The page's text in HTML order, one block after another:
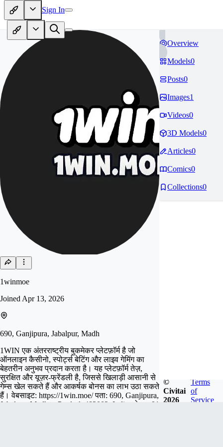
Sign In
1winmoe
Joined Apr 13, 2026
690, Ganjipura, Jabalpur, Madh
1WIN एक अंतरराष्ट्रीय बुकमेकर प्लेटफ़ॉर्म है जो
ऑनलाइन कैसीनो, स्पोर्ट्स बेटिंग और लाइव गेमिंग का
बेहतरीन अनुभव प्रदान करता है। यह प्लेटफ़ॉर्म तेज़,
सुरक्षित और यूज़र-फ्रेंडली है, जिससे खिलाड़ी आसानी से
गेम्स खेल सकते हैं और आकर्षक बोनस का लाभ उठा सकते
हैं। वेबसाइट: https://1win.moe/ पता: 690, Ganjipura,
Jabalpur, Madhya Pradesh 482002, India फ़ोन: +91
Overview
Models0
Posts0
Images1
Videos0
3D Models0
Articles0
Comics0
Collections0
©
Civitai
2026
Terms
of
Service